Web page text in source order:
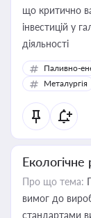
що критично
інвестицій у
діяльності
Паливно-
Металургія
Про що тема:
вимог до
стандартами